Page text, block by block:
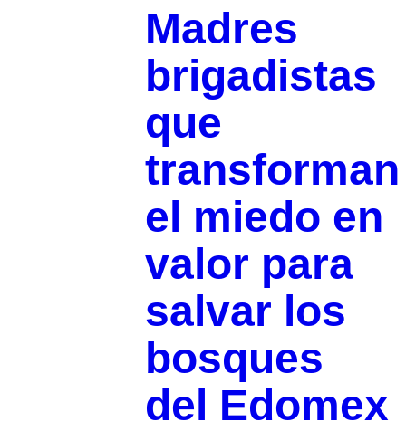
Madres
brigadistas
que
transforman
el miedo en
valor para
salvar los
bosques
del Edomex